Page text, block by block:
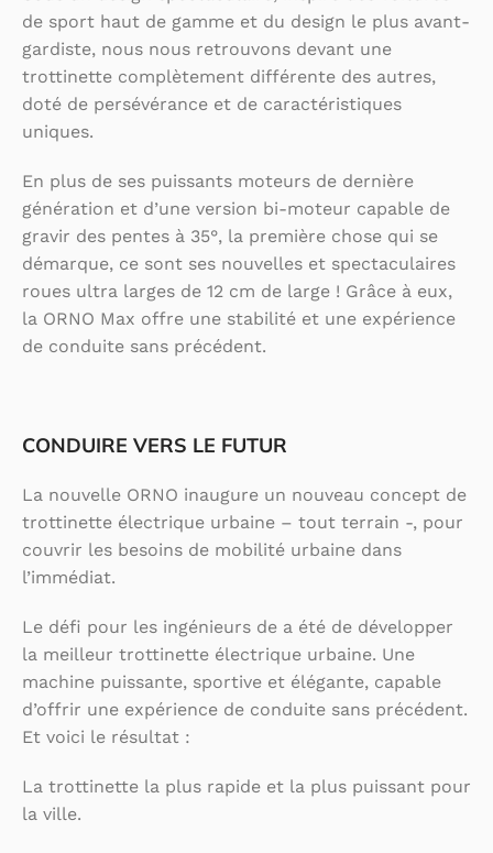
de sport haut de gamme et du design le plus avant-
gardiste, nous nous retrouvons devant une
trottinette complètement différente des autres,
doté de persévérance et de caractéristiques
uniques.
En plus de ses puissants moteurs de dernière
génération et d’une version bi-moteur capable de
gravir des pentes à 35°, la première chose qui se
démarque, ce sont ses nouvelles et spectaculaires
roues ultra larges de 12 cm de large ! Grâce à eux,
la ORNO Max offre une stabilité et une expérience
de conduite sans précédent.
CONDUIRE VERS LE FUTUR
La nouvelle ORNO inaugure un nouveau concept de
trottinette électrique urbaine – tout terrain -, pour
couvrir les besoins de mobilité urbaine dans
l’immédiat.
Le défi pour les ingénieurs de a été de développer
la meilleur trottinette électrique urbaine. Une
machine puissante, sportive et élégante, capable
d’offrir une expérience de conduite sans précédent.
Et voici le résultat :
La trottinette la plus rapide et la plus puissant pour
la ville.